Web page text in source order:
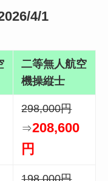
4/1
二等無人航空
機操縦士
298,000円
⇒208,600
円